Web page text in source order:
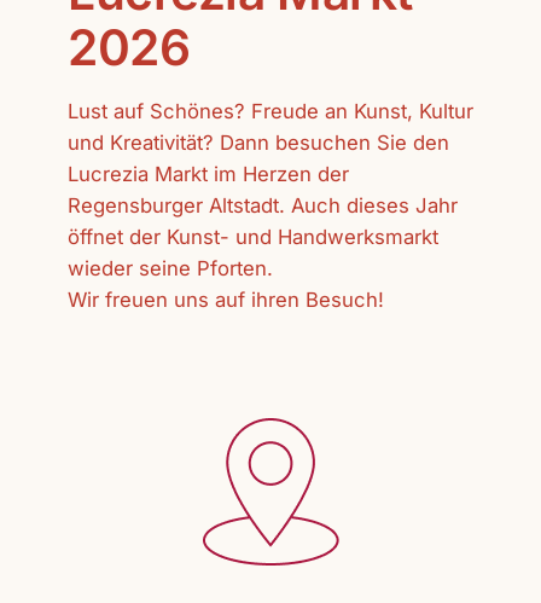
2026
Lust auf Schönes? Freude an Kunst, Kultur
und Kreativität? Dann besuchen Sie den
Lucrezia Markt im Herzen der
Regensburger Altstadt. Auch dieses Jahr
öffnet der Kunst- und Handwerksmarkt
wieder seine Pforten.
Wir freuen uns auf ihren Besuch!